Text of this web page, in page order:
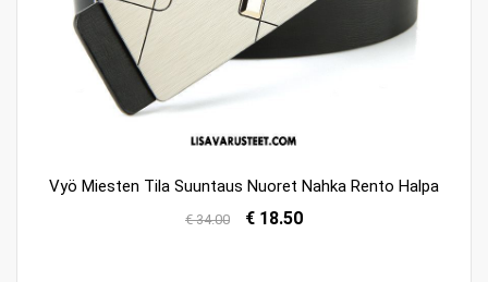
Vyö Miesten Tila Suuntaus Nuoret Nahka Rento Halpa
€ 34.00 € 18.50